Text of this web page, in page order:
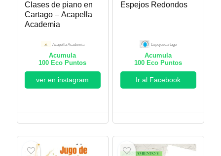
Clases de piano en
Cartago – Acapella
Academia
Acapella Academia
Acumula
100 Eco Puntos
ver en instagram
Espejos Redondos
Espejoscartago
Acumula
100 Eco Puntos
Ir al Facebook